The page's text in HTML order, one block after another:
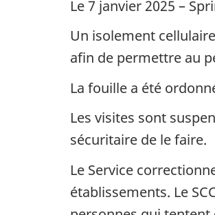
Le 7 janvier 2025 –
Un isolement
afin de permettre au
La fouille a été
Les visites sont
sécuritaire de le faire.
Le Service
établissements. Le